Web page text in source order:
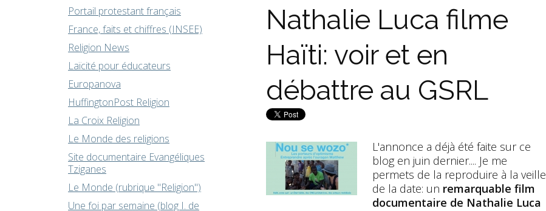
Portail protestant français
France, faits et chiffres (INSEE)
Religion News
Laïcité pour éducateurs
Europanova
HuffingtonPost Religion
La Croix Religion
Le Monde des religions
Site documentaire Evangéliques
Tziganes
Le Monde (rubrique "Religion")
Une foi par semaine (blog I. de
Nathalie Luca filme
Haïti: voir et en
débattre au GSRL
L'annonce a déjà été faite sur ce
blog en juin dernier.... Je me
permets de la reproduire à la veille
de la date: un remarquable film
documentaire de Nathalie Luca